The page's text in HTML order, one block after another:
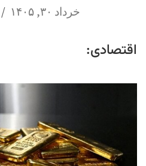
خرداد ۳۰, ۱۴۰۵
اقتصادی: